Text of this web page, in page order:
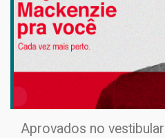
Aprovados no